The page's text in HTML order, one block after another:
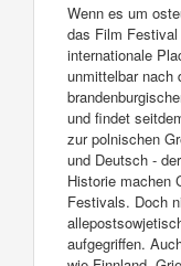
Wenn es um
das Film
internationale
unmittelbar nach
und findet
zur polnischen
und Deutsch -
Historie machen
Festivals. Doch
aufgegriffen.